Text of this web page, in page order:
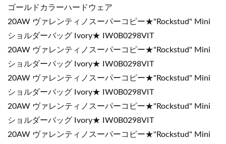
ゴールドカラーハードウェア
20AW ヴァレンティノスーパーコピー★"Rockstud" Mini
ショルダーバッグ Ivory★ IW0B0298VIT
20AW ヴァレンティノスーパーコピー★"Rockstud" Mini
ショルダーバッグ Ivory★ IW0B0298VIT
20AW ヴァレンティノスーパーコピー★"Rockstud" Mini
ショルダーバッグ Ivory★ IW0B0298VIT
20AW ヴァレンティノスーパーコピー★"Rockstud" Mini
ショルダーバッグ Ivory★ IW0B0298VIT
20AW ヴァレンティノスーパーコピー★"Rockstud" Mini